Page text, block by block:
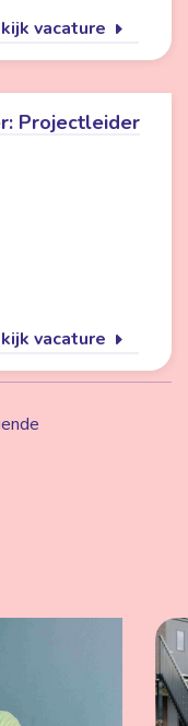
vacature
Projectleider
vacature